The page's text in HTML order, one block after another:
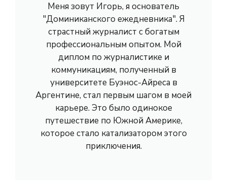
Меня зовут Игорь, я основатель
"Доминиканского ежедневника". Я
страстный журналист с богатым
профессиональным опытом. Мой
диплом по журналистике и
коммуникациям, полученный в
университете Буэнос-Айреса в
Аргентине, стал первым шагом в моей
карьере. Это было одинокое
путешествие по Южной Америке,
которое стало катализатором этого
приключения.